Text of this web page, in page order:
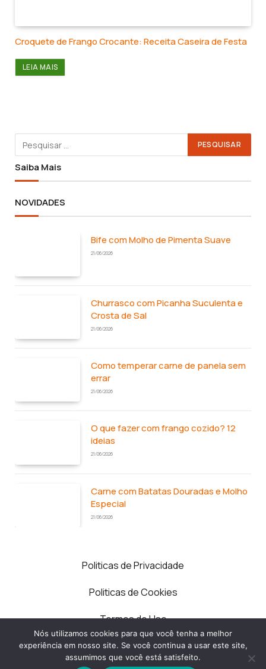
Croquete de Frango Crocante: Receita Caseira de Festa
LEIA MAIS
Saiba Mais
NOVIDADES
Bife com Molho de Pimenta Suave
21/06/2026
Churrasco com Picanha Suculenta e
Crosta de Sal
21/06/2026
Como temperar carne de panela sem
errar
21/06/2026
O que fazer com frango cozido? 12
ideias
21/06/2026
Carne com Batatas Douradas e Molho
Especial
21/06/2026
Politicas de Privacidade
Politicas de Cookies
Termos de Uso
Contato
Nós utilizamos cookies para que você tenha a melhor
experiência em nosso site. Se você continua a usar este site,
assumimos que você está satisfeito.